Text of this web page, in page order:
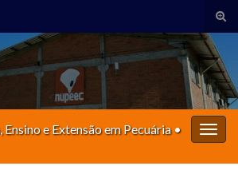
de
for:
e Extensão em Pecuária •